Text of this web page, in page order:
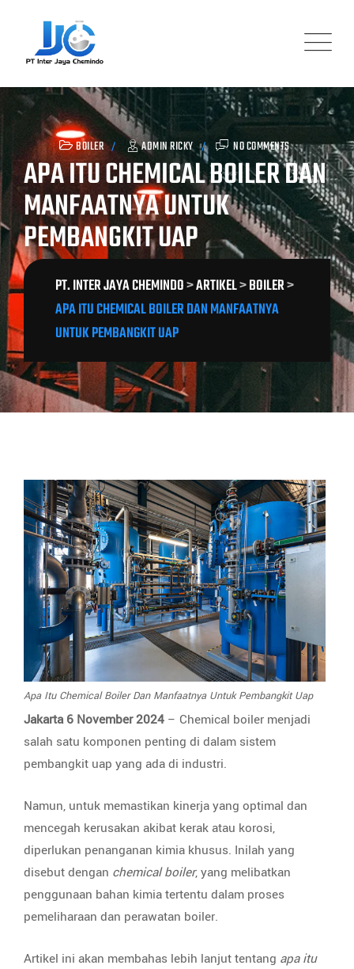
content
BOILER ADMIN RICKY NO COMMENTS
APA ITU CHEMICAL BOILER DAN
MANFAATNYA UNTUK
PEMBANGKIT UAP
PT. INTER JAYA CHEMINDO>ARTIKEL>BOILER>
APA ITU CHEMICAL BOILER DAN MANFAATNYA
UNTUK PEMBANGKIT UAP
Apa Itu Chemical Boiler Dan Manfaatnya Untuk Pembangkit Uap
Jakarta 6 November 2024 – Chemical boiler menjadi
salah satu komponen penting di dalam sistem
pembangkit uap yang ada di industri.
Namun, untuk memastikan kinerja yang optimal dan
mencegah kerusakan akibat kerak atau korosi,
diperlukan penanganan kimia khusus. Inilah yang
disebut dengan chemical boiler, yang melibatkan
penggunaan bahan kimia tertentu dalam proses
pemeliharaan dan perawatan boiler.
Artikel ini akan membahas lebih lanjut tentang apa itu